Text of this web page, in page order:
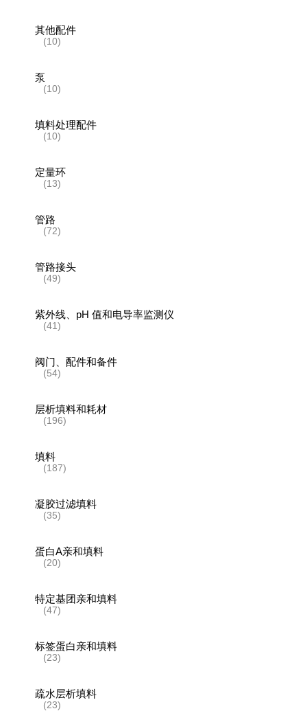
其他配件
(10)
泵
(10)
填料处理配件
(10)
定量环
(13)
管路
(72)
管路接头
(49)
紫外线、pH 值和电导率监测仪
(41)
阀门、配件和备件
(54)
层析填料和耗材
(196)
填料
(187)
凝胶过滤填料
(35)
蛋白A亲和填料
(20)
特定基团亲和填料
(47)
标签蛋白亲和填料
(23)
疏水层析填料
(23)